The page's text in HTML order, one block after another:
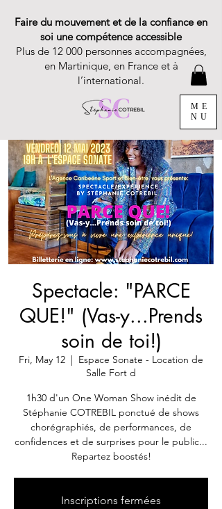
Faire du mouvement et de la confiance en
soi une compétence accessible
Plus de 12 000 personnes accompagnées,
en Martinique, en France et à
l’international.
ME
NU
Spectacle: "PARCE
QUE!" (Vas-y...Prends
soin de toi!)
Fri, May 12
  |
Espace Sonate - Location de
Salle Fort d
1h30 d'un One Woman Show inédit de
Stéphanie COTREBIL ponctué de shows
chorégraphiés, de performances, de
confidences et de surprises pour le public...
Inscriptions fermées